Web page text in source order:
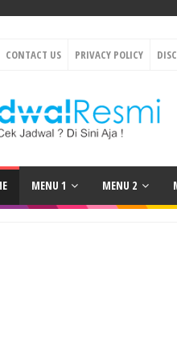
CONTACT US PRIVACY POLICY
MENU 1 MENU 2